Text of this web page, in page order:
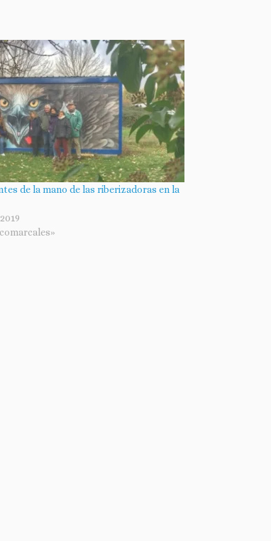
de la mano de las riberizadoras en la